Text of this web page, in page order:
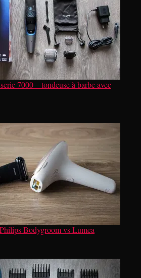
7000 – tondeuse à barbe avec
Bodygroom vs Lumea